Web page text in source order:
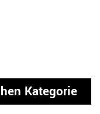
Kategorie